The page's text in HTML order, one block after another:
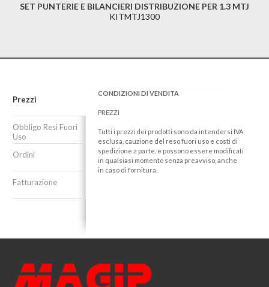
SET PUNTERIE E BILANCIERI DISTRIBUZIONE PER 1.3 MTJ
KITMTJ1300
Prezzi
Obbligo Resi Fuori
Uso
Ordini
Fatturazione
CONDIZIONI DI VENDITA
PREZZI
Tutti i prezzi dei prodotti sono da intendersi IVA
esclusa, cauzione del reso fuori uso e costi di
spedizione a parte, e possono essere modificati
in qualsiasi momento senza preavviso, anche
in caso di fornitura.